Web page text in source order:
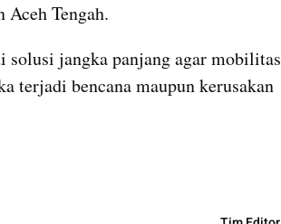
Tengah.
solusi jangka panjang agar mobilitas
terjadi bencana maupun kerusakan